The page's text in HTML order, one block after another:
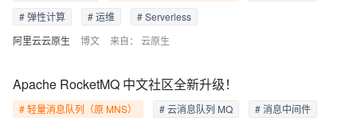
阿里云云原生 博文 来自： 云原生
# 弹性计算
# 运维 # Serverless
Apache RocketMQ 中文社区全新升级！
# 轻量消息队列（原 MNS） # 云消息队列 MQ
# 消息中间件